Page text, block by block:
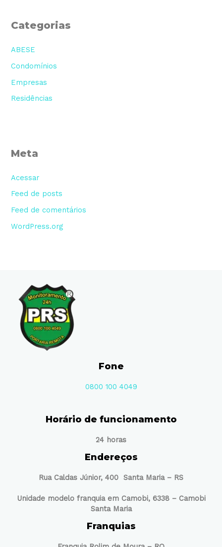
Categorias
ABESE
Condomínios
Empresas
Residências
Meta
Acessar
Feed de posts
Feed de comentários
WordPress.org
Fone
0800 100 4049
Horário de funcionamento
24 horas
Endereços
Rua Caldas Júnior, 400 Santa Maria – RS
Unidade modelo franquia em Camobi, 6338 – Camobi
Santa Maria
Franquias